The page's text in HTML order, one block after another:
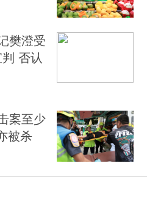
樊澄受
否认
案至少
被杀